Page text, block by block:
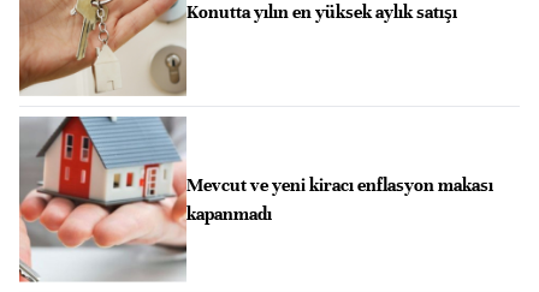
Konutta yılın en yüksek aylık satışı
Mevcut ve yeni kiracı enflasyon makası
kapanmadı